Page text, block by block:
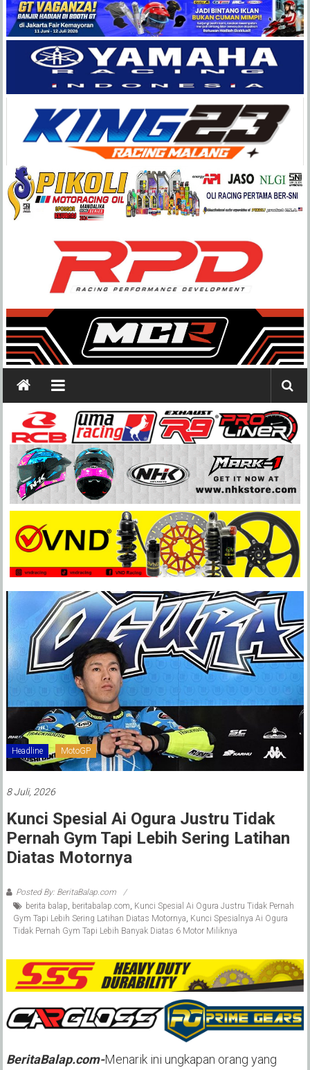
Balap
Paling
Lengkap
Headline MotoGP
8 Juli, 2026
Kunci Spesial Ai Ogura Justru Tidak
Pernah Gym Tapi Lebih Sering Latihan
Diatas Motornya
Posted By: BeritaBalap.com
berita balap beritabalap.com Kunci Spesial Ai Ogura Justru Tidak Pernah
Gym Tapi Lebih Sering Latihan Diatas Motornya Kunci Spesialnya Ai Ogura
Tidak Pernah Gym Tapi Lebih Banyak Diatas 6 Motor Miliknya
BeritaBalap.com-Menarik ini ungkapan orang yang